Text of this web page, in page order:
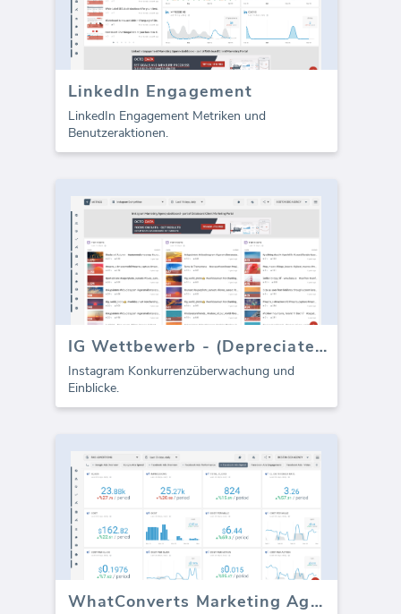
LinkedIn Engagement
LinkedIn Engagement Metriken und
Benutzeraktionen.
IG Wettbewerb - (Depreciated)
Instagram Konkurrenzüberwachung und
Einblicke.
WhatConverts Marketing Agentur Dashboard